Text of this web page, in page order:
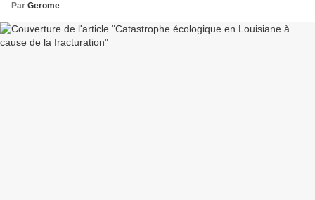
Par Gerome